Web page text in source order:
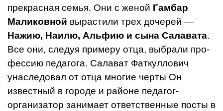
прекрасная семья. Они с же­ной Гамбар
Маликовной вырастили трех дочерей —
Нажию, Наилю, Альфию и сына Салавата.
Все они, следуя примеру отца, выбрали про­
фессию педагога. Салават Фаткуллович
унаследовал от отца многие черты Он
известный в городе и районе педагог-
организатор занимает ответственные посты в